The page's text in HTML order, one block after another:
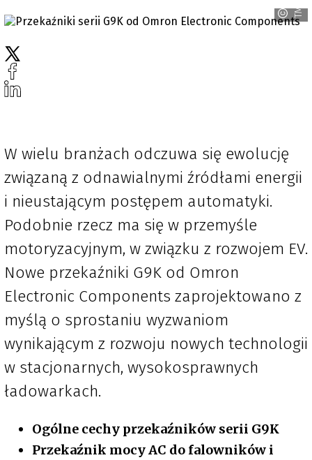
TME
W wielu branżach odczuwa się ewolucję
związaną z odnawialnymi źródłami energii
i nieustającym postępem automatyki.
Podobnie rzecz ma się w przemyśle
motoryzacyjnym, w związku z rozwojem EV.
Nowe przekaźniki G9K od Omron
Electronic Components zaprojektowano z
myślą o sprostaniu wyzwaniom
wynikającym z rozwoju nowych technologii
w stacjonarnych, wysokosprawnych
ładowarkach.
Ogólne cechy przekaźników serii G9K
Przekaźnik mocy AC do falowników i